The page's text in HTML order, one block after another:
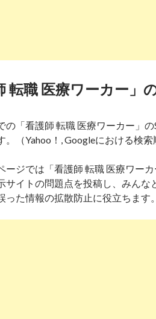
転職 医療ワーカー」
の「看護師 転職 医療ワーカー」
。（Yahoo！, Googleにおける検索
ージでは「看護師 転職 医療ワー
サイトの問題点を投稿し、みんな
った情報の拡散防止に役立ちます。